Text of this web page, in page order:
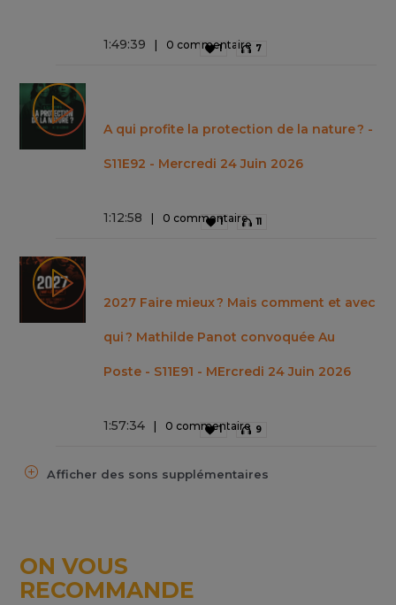
1:49:39 0 commentaire
1 7
A qui profite la protection de la nature ? -
S11E92 - Mercredi 24 Juin 2026
1:12:58 0 commentaire
1 11
2027 Faire mieux ? Mais comment et avec
qui ? Mathilde Panot convoquée Au
Poste - S11E91 - MErcredi 24 Juin 2026
1:57:34 0 commentaire
1 9
Afficher des sons supplémentaires
ON VOUS
RECOMMANDE